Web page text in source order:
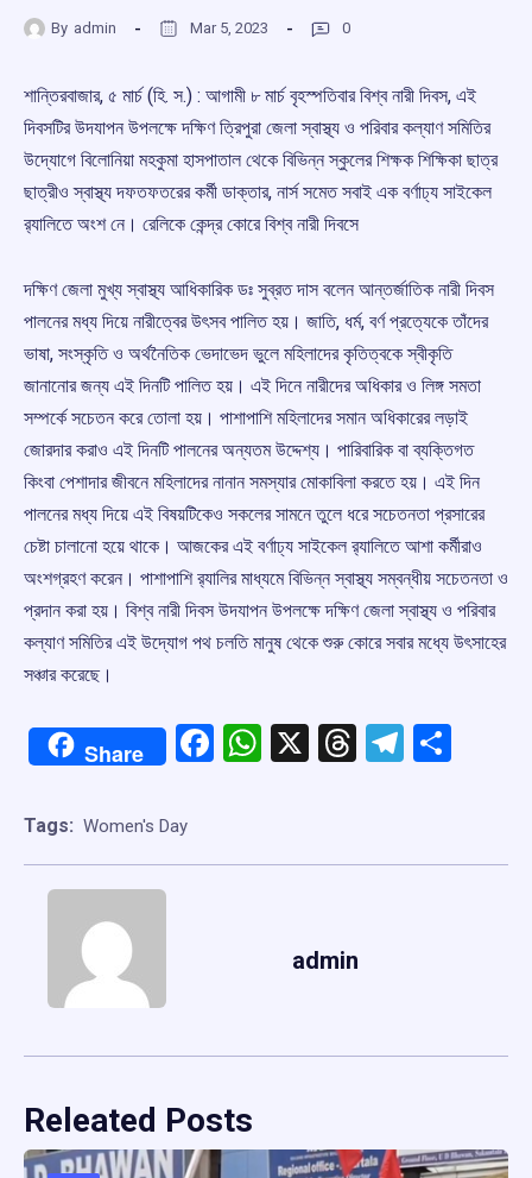
By admin Mar 5, 2023 0
শান্তিরবাজার, ৫ মার্চ (হি. স.) : আগামী ৮ মার্চ বৃহস্পতিবার বিশ্ব নারী দিবস, এই
দিবসটির উদযাপন উপলক্ষে দক্ষিণ ত্রিপুরা জেলা স্বাস্থ্য ও পরিবার কল্যাণ সমিতির
উদ্যোগে বিলোনিয়া মহকুমা হাসপাতাল থেকে বিভিন্ন স্কুলের শিক্ষক শিক্ষিকা ছাত্র
ছাত্রীও স্বাস্থ্য দফতফতরের কর্মী ডাক্তার, নার্স সমেত সবাই এক বর্ণাঢ্য সাইকেল
র‍্যালিতে অংশ নে। রেলিকে কেন্দ্র কোরে বিশ্ব নারী দিবসে
দক্ষিণ জেলা মুখ্য স্বাস্থ্য আধিকারিক ডঃ সুব্রত দাস বলেন আন্তর্জাতিক নারী দিবস
পালনের মধ্য দিয়ে নারীত্বের উৎসব পালিত হয়। জাতি, ধর্ম, বর্ণ প্রত্যেকে তাঁদের
ভাষা, সংস্কৃতি ও অর্থনৈতিক ভেদাভেদ ভুলে মহিলাদের কৃতিত্বকে স্বীকৃতি
জানানোর জন্য এই দিনটি পালিত হয়। এই দিনে নারীদের অধিকার ও লিঙ্গ সমতা
সম্পর্কে সচেতন করে তোলা হয়। পাশাপাশি মহিলাদের সমান অধিকারের লড়াই
জোরদার করাও এই দিনটি পালনের অন্যতম উদ্দেশ্য। পারিবারিক বা ব্যক্তিগত
কিংবা পেশাদার জীবনে মহিলাদের নানান সমস্যার মোকাবিলা করতে হয়। এই দিন
পালনের মধ্য দিয়ে এই বিষয়টিকেও সকলের সামনে তুলে ধরে সচেতনতা প্রসারের
চেষ্টা চালানো হয়ে থাকে। আজকের এই বর্ণাঢ্য সাইকেল র‍্যালিতে আশা কর্মীরাও
অংশগ্রহণ করেন। পাশাপাশি র‍্যালির মাধ্যমে বিভিন্ন স্বাস্থ্য সম্বন্ধীয় সচেতনতা ও
প্রদান করা হয়। বিশ্ব নারী দিবস উদযাপন উপলক্ষে দক্ষিণ জেলা স্বাস্থ্য ও পরিবার
কল্যাণ সমিতির এই উদ্যোগ পথ চলতি মানুষ থেকে শুরু কোরে সবার মধ্যে উৎসাহের
সঞ্চার করেছে।
Share Facebook
WhatsApp
X Threads
Tags: Women's Day
admin
Releated Posts